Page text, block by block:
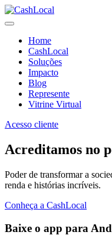
Home
CashLocal
Soluções
Impacto
Blog
Represente
Vitrine Virtual
Acesso cliente
Acreditamos no
Poder de transformar a
renda e histórias incríveis.
Conheça a CashLocal
Baixe o app para